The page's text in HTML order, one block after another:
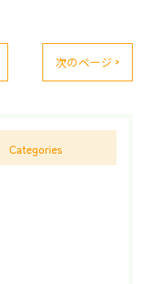
次のページ >
Categories